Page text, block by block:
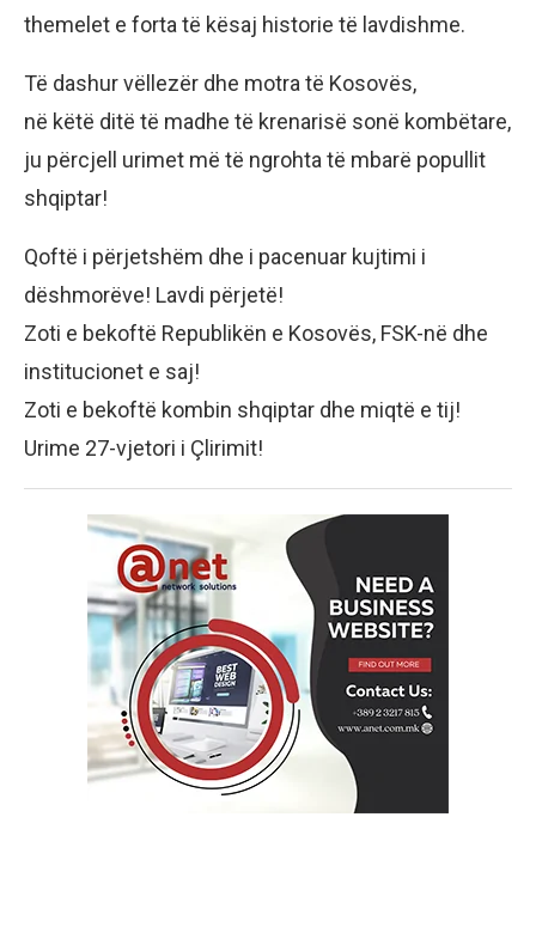
themelet e forta të kësaj historie të lavdishme.
Të dashur vëllezër dhe motra të Kosovës,
në këtë ditë të madhe të krenarisë sonë kombëtare,
ju përcjell urimet më të ngrohta të mbarë popullit
shqiptar!
Qoftë i përjetshëm dhe i pacenuar kujtimi i
dëshmorëve! Lavdi përjetë!
Zoti e bekoftë Republikën e Kosovës, FSK-në dhe
institucionet e saj!
Zoti e bekoftë kombin shqiptar dhe miqtë e tij!
Urime 27-vjetori i Çlirimit!